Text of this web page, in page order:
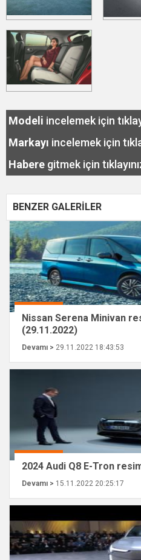
Modeli incelemek için
Markayı incelemek için
Habere gitmek için
BENZER GALERİLER
Nissan Serena Minivan
(29.11.2022)
Devamı > 29.11.2022 18:43:53
2024 Audi Q8 E-Tron
Devamı > 15.11.2022 20:25:17